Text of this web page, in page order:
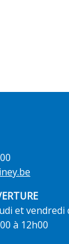
et vendredi
à 12h00